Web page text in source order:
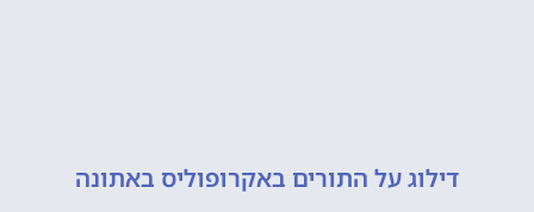
דילוג על התורים באקרופוליס באתונה